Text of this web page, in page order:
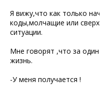
Я вижу,что как только
коды,молчащие или
ситуации.
Мне говорят ,что за
жизнь.
-У меня получается !